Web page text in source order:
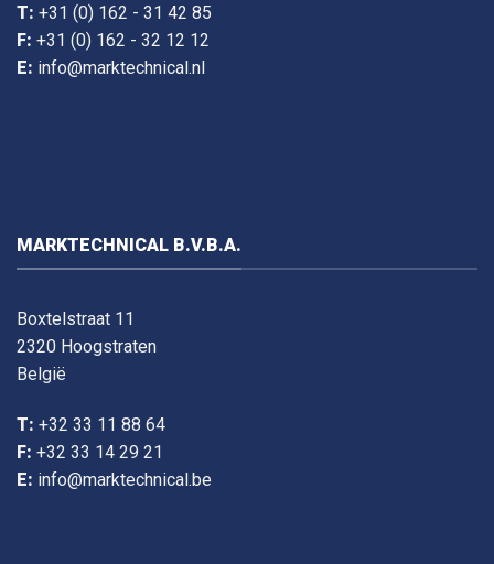
T: +31 (0) 162 - 31 42 85
F: +31 (0) 162 - 32 12 12
E: info@marktechnical.nl
MARKTECHNICAL B.V.B.A.
Boxtelstraat 11
2320 Hoogstraten
België
T: +32 33 11 88 64
F: +32 33 14 29 21
E: info@marktechnical.be